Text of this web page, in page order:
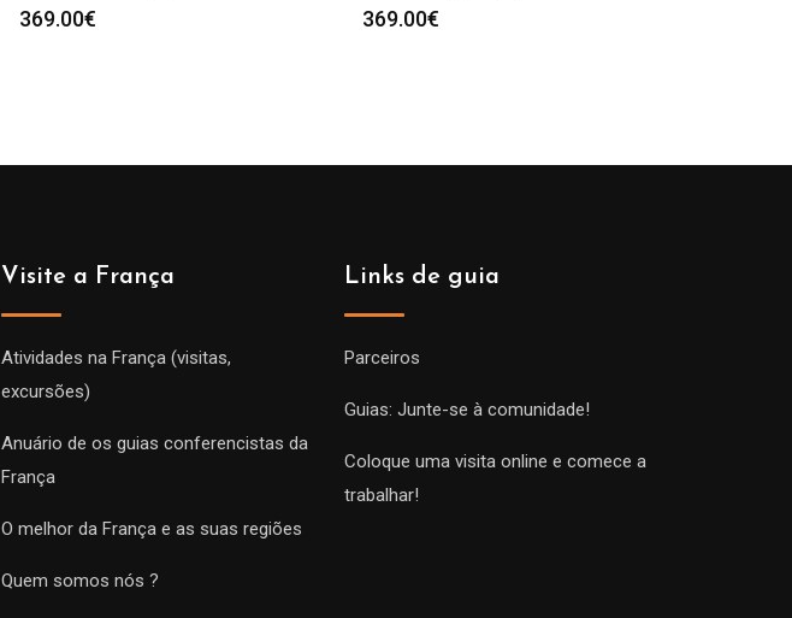
369.00€ 369.00€
Visite a França
Atividades na França (visitas,
excursões)
Anuário de os guias conferencistas da
França
O melhor da França e as suas regiões
Quem somos nós ?
Links de guia
Parceiros
Guias: Junte-se à comunidade!
Coloque uma visita online e comece a
trabalhar!